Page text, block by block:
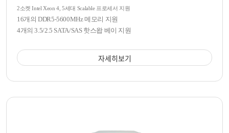
2소켓 Intel Xeon 4, 5세대 Scalable 프로세서 지원
16개의 DDR5-5600MHz 메모리 지원
4개의 3.5/2.5 SATA/SAS 핫스왑 베이 지원
자세히보기